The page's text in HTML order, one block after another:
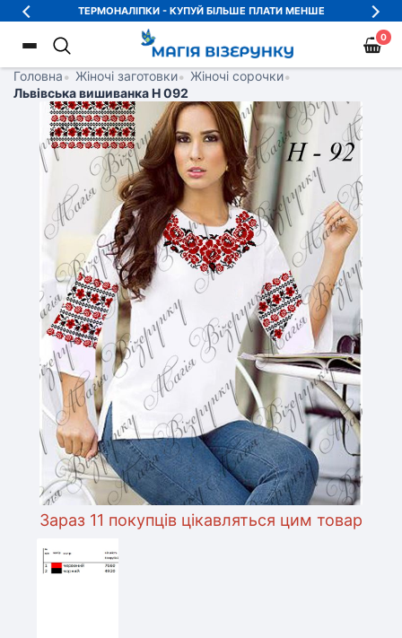
ТЕРМОНАЛІПКИ - КУПУЙ БІЛЬШЕ ПЛАТИ МЕНШЕ
0
Головна• Жіночі заготовки• Жіночі сорочки•
Львівська вишиванка Н 092
Зараз 11 покупців цікавляться цим товаром